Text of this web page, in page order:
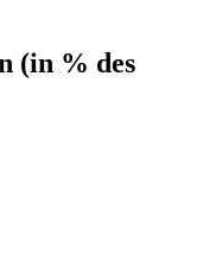
(in % des